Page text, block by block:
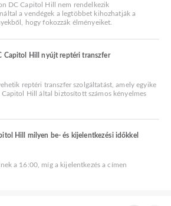
DC Capitol Hill nem rendelkezik
a vendégek a legtöbbet kihozhatják a
hogy fokozzák élményeiket.
Capitol Hill nyújt reptéri transzfer
reptéri transzfer szolgáltatást, amely egyike
Hill által biztosított számos kényelmes
Hill milyen be- és kijelentkezési időkkel
a 16:00, míg a kijelentkezés a címen